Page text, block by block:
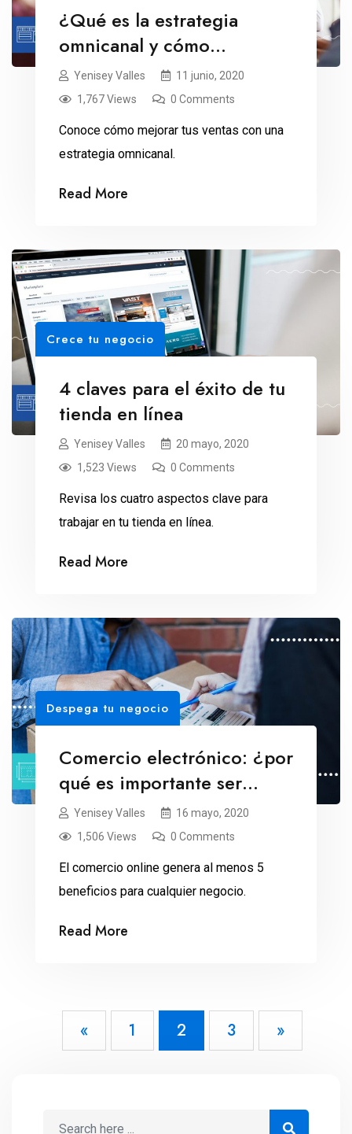
¿Qué es la estrategia
omnicanal y cómo
aplicarla?
Yenisey Valles
11 junio, 2020
1,767 Views
0 Comments
Conoce cómo mejorar tus ventas con una
estrategia omnicanal.
Read More
Crece tu negocio
4 claves para el éxito de tu
tienda en línea
Yenisey Valles
20 mayo, 2020
1,523 Views
0 Comments
Revisa los cuatro aspectos clave para
trabajar en tu tienda en línea.
Read More
Despega tu negocio
Comercio electrónico: ¿por
qué es importante ser
parte?
Yenisey Valles
16 mayo, 2020
1,506 Views
0 Comments
El comercio online genera al menos 5
beneficios para cualquier negocio.
Read More
« 1 2 3 »